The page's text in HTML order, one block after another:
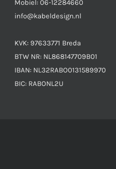
Mobiel: 06-12284660
info@kabeldesign.nl
KVK: 97633771 Breda
BTW NR: NL868147709B01
IBAN: NL32RABO0131589970
BIC: RABONL2U